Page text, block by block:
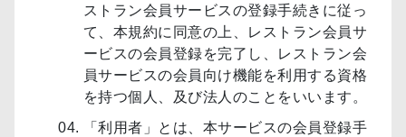
ストラン会員サービスの登録手続きに従っ
て、本規約に同意の上、レストラン会員サ
ービスの会員登録を完了し、レストラン会
員サービスの会員向け機能を利用する資格
を持つ個人、及び法人のことをいいます。
「利用者」とは、本サービスの会員登録手